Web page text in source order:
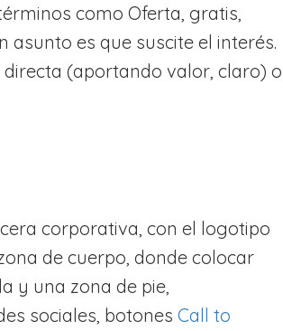
como Oferta, gratis,
asunto es que suscite el interés.
(aportando valor, claro) o
corporativa, con el logotipo
de cuerpo, donde colocar
y una zona de pie,
sociales, botones Call to